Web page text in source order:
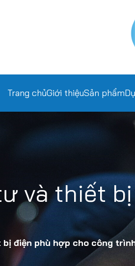
Trang chủGiới thiệuSản phẩm
và thiết
điện phù hợp cho công